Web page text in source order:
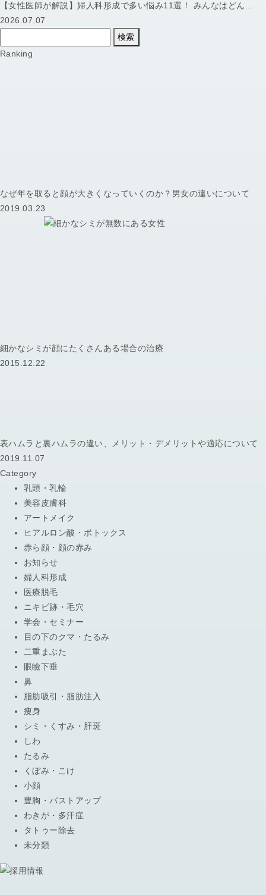
【女性医師が解説】婦人科形成で多い悩み11選！ みんなはどん...
2026.07.07
検索
Ranking
なぜ年を取ると顔が大きくなっていくのか？男女の違いについて
2019.03.23
細かなシミが顔にたくさんある場合の治療
2015.12.22
表ハムラと裏ハムラの違い、メリット・デメリットや適応について
2019.11.07
Category
乳頭・乳輪
美容皮膚科
アートメイク
ヒアルロン酸・ボトックス
赤ら顔・顔の赤み
お知らせ
婦人科形成
医療脱毛
ニキビ跡・毛穴
学会・セミナー
目の下のクマ・たるみ
二重まぶた
眼瞼下垂
鼻
脂肪吸引・脂肪注入
痩身
シミ・くすみ・肝斑
しわ
たるみ
くぼみ・こけ
小顔
豊胸・バストアップ
わきが・多汗症
タトゥー除去
未分類